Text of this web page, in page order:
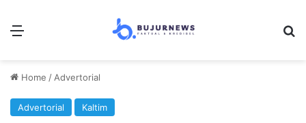
Menu
Home / Advertorial
Advertorial Kaltim